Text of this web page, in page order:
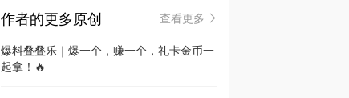
🇳🇿新西兰
作者的更多原创
查看更多
爆料叠叠乐｜爆一个，赚一个，礼卡金币一
起拿！🔥